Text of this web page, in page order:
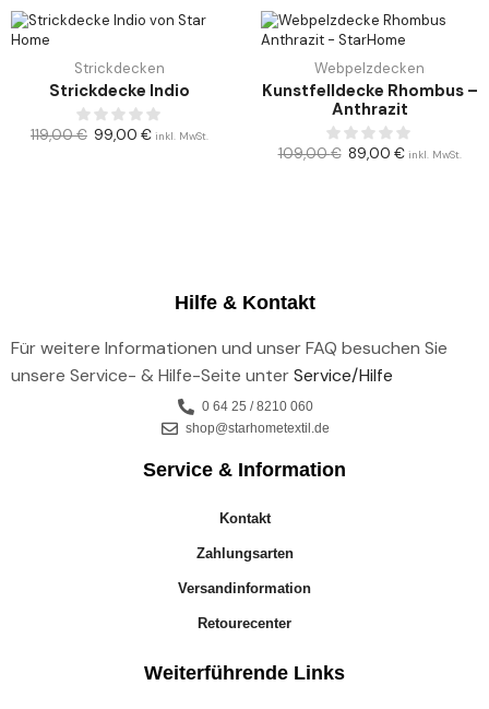
Strickdecken
Strickdecke Indio
119,00€ 99,00 € inkl. MwSt.
Webpelzdecken
Kunstfelldecke Rhombus –
Anthrazit
109,00€ 89,00 € inkl. MwSt.
Hilfe & Kontakt
Für weitere Informationen und unser FAQ besuchen Sie
unsere Service- & Hilfe-Seite unterService/Hilfe
0 64 25 / 8210 060
shop@starhometextil.de
Service & Information
Kontakt
Zahlungsarten
Versandinformation
Retourecenter
Weiterführende Links